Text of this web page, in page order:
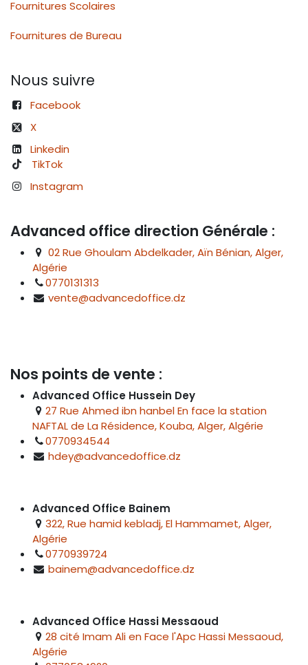
Fournitures Scolaires
Fournitures de Bureau
Nous suivre
Facebook
X
Linkedin
TikTok
Instagram
Advanced office direction Générale :
02 Rue Ghoulam Abdelkader, Aïn Bénian, Alger,
Algérie
0770131313
vente@advancedoffice.dz
Nos points de vente :
Advanced Office Hussein Dey
27 Rue Ahmed ibn hanbel En face la station
NAFTAL de La Résidence, Kouba, Alger, Algérie
0770934544
hdey@advancedoffice.dz
Advanced Office Bainem
322, Rue hamid kebladj, El Hammamet, Alger,
Algérie
0770939724
bainem@advancedoffice.dz
Advanced Office Hassi Messaoud
28 cité Imam Ali en Face l'Apc Hassi Messaoud,
Algérie